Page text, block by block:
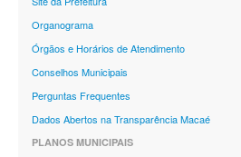
Organograma
Órgãos e Horários de Atendimento
Conselhos Municipais
Perguntas Frequentes
Dados Abertos na Transparência Macaé
PLANOS MUNICIPAIS